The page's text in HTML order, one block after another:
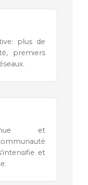
plus de
premiers
et
et